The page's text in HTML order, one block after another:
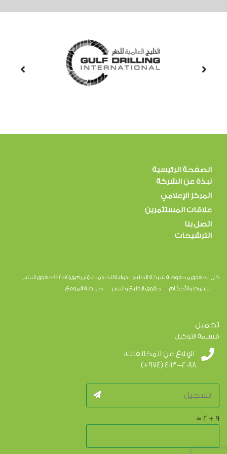
الصفحة الرئيسية
نبذة عن الشركة
المركز الإعلامي
علاقات المستثمرين
اتصل بنا
الترشيحات
كل الحقوق محفوظة .شركة الخليج الدولية للخدمات (ش.م.ق) 2017 © حقوق النشر .
الشروط والأحكام
حقوق الطبع والنشر خريطة الموقع
تحميل
قسيمة التوكيل
الإبلاغ عن المخالفات:
(+974) 4013-2088
9
+
2
=